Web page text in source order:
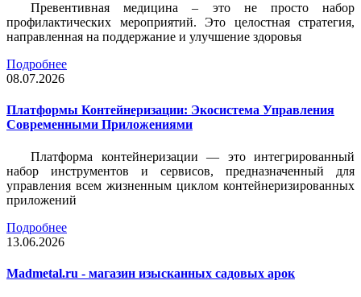
Превентивная медицина – это не просто набор
профилактических мероприятий. Это целостная стратегия,
направленная на поддержание и улучшение здоровья
Подробнее
08.07.2026
Платформы Контейнеризации: Экосистема Управления
Современными Приложениями
Платформа контейнеризации — это интегрированный
набор инструментов и сервисов, предназначенный для
управления всем жизненным циклом контейнеризированных
приложений
Подробнее
13.06.2026
Madmetal.ru - магазин изысканных садовых арок